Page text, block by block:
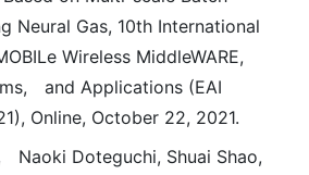
Neural Gas, 10th International
Wireless MiddleWARE,
and Applications (EAI
Online, October 22, 2021.
Naoki Doteguchi, Shuai Shao,